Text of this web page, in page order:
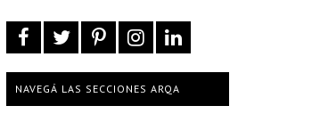
NAVEGÁ LAS SECCIONES ARQA